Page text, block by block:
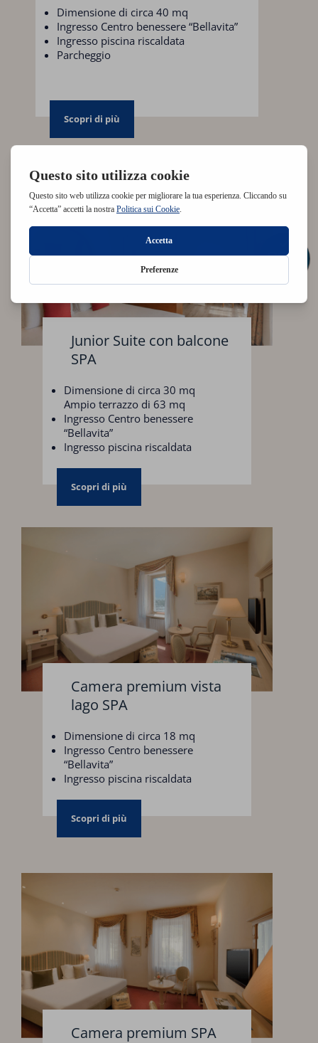
Dimensione di circa 40 mq
Ingresso Centro benessere “Bellavita”
Ingresso piscina riscaldata
Parcheggio
Scopri di più
Junior Suite con balcone
SPA
Dimensione di circa 30 mq
Ampio terrazzo di 63 mq
Ingresso Centro benessere
“Bellavita”
Ingresso piscina riscaldata
Scopri di più
Camera premium vista
lago SPA
Dimensione di circa 18 mq
Ingresso Centro benessere
“Bellavita”
Ingresso piscina riscaldata
Scopri di più
Camera premium SPA